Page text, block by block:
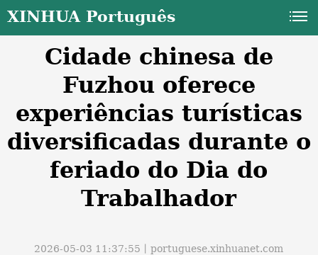
XINHUA Português
Cidade chinesa de
Fuzhou oferece
experiências turísticas
diversificadas durante o
feriado do Dia do
Trabalhador
2026-05-03 11:37:55丨portuguese.xinhuanet.com